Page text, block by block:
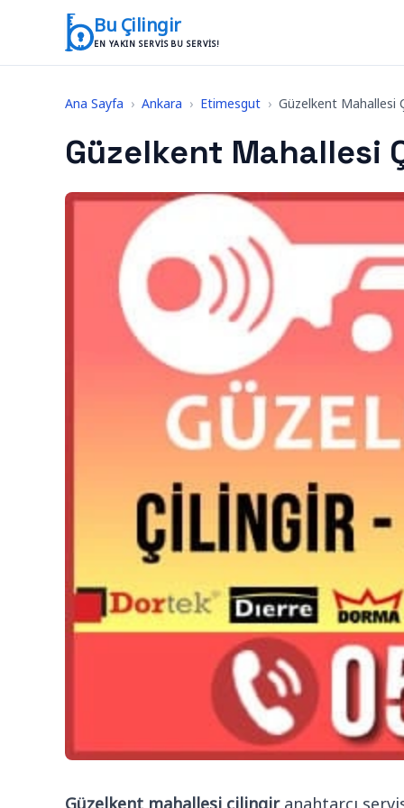
İçeriğe geç
Bu Çilingir
EN YAKIN SERVIS BU SERVIS!
Ana Sayfa › Ankara › Etimesgut › Güzelkent Mahallesi
Güzelkent Mahallesi
Güzelkent mahallesi çilingiranahtarcı